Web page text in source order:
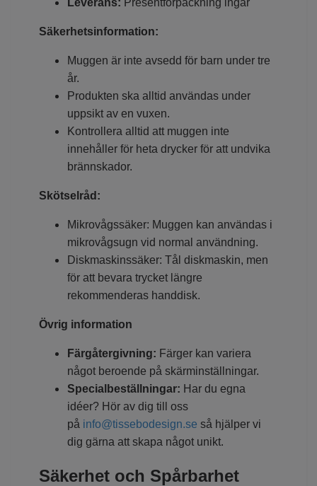
Säkerhetsinformation:
Muggen är inte avsedd för barn under tre
år.
Produkten ska alltid användas under
uppsikt av en vuxen.
Kontrollera alltid att muggen inte
innehåller för heta drycker för att undvika
brännskador.
Skötselråd:
Mikrovågssäker: Muggen kan användas i
mikrovågsugn vid normal användning.
Diskmaskinssäker: Tål diskmaskin, men
för att bevara trycket längre
rekommenderas handdisk.
Övrig information
Färgåtergivning: Färger kan variera
något beroende på skärminställningar.
Specialbeställningar: Har du egna
idéer? Hör av dig till oss
på info@tissebodesign.se så hjälper vi
dig gärna att skapa något unikt.
Säkerhet och Spårbarhet